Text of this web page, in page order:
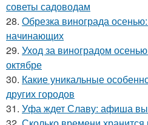
советы садоводам
28. Обрезка винограда
начинающих
29. Уход за виноградом
октябре
30. Какие уникальные
других городов
31. Уфа ждет Славу: афиша